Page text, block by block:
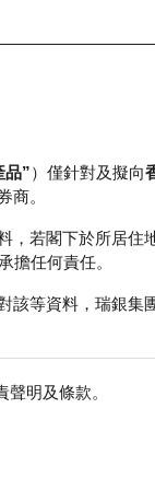
品”）僅針對及擬向
商。
，若閣下於所居住
擔任何責任。
該等資料，瑞銀集
聲明及條款。
(1898)